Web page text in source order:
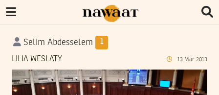
Selim Abdesselem 1
LILIA WESLATY 13 Mar 2013